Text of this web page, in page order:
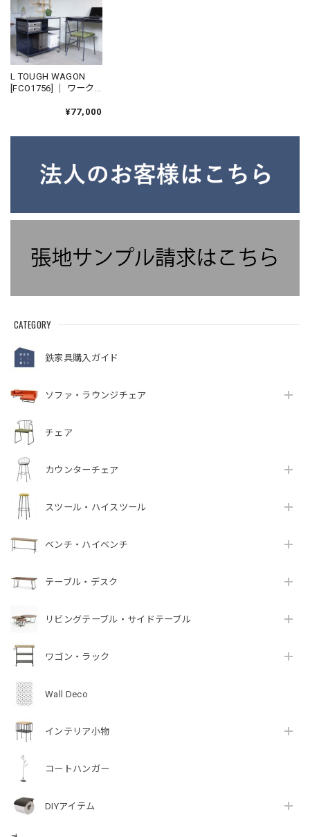
CATEGORY
鉄家具購入ガイド
ソファ・ラウンジチェア
チェア
カウンターチェア
スツール・ハイスツール
ベンチ・ハイベンチ
テーブル・デスク
リビングテーブル・サイドテーブル
ワゴン・ラック
Wall Deco
インテリア小物
コートハンガー
DIYアイテム
L TOUGH WAGON
[FCO1756] ｜ ワーク
ン デスク周り デスク
やせる
¥77,000